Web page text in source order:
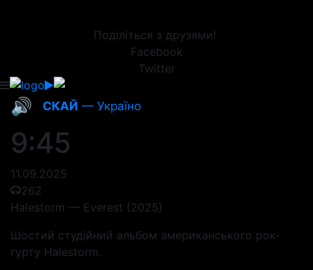
Поділіться з друзями!
Facebook
Twitter
🔊 СКАЙ — Україно
9:45
11.09.2025
262
Halestorm — Everest (2025)
Шостий студійний альбом американського рок-
гурту Halestorm.